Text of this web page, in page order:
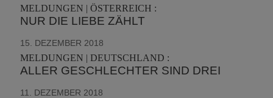
MELDUNGEN | ÖSTERREICH :
NUR DIE LIEBE ZÄHLT
15. DEZEMBER 2018
MELDUNGEN | DEUTSCHLAND :
ALLER GESCHLECHTER SIND DREI
11. DEZEMBER 2018